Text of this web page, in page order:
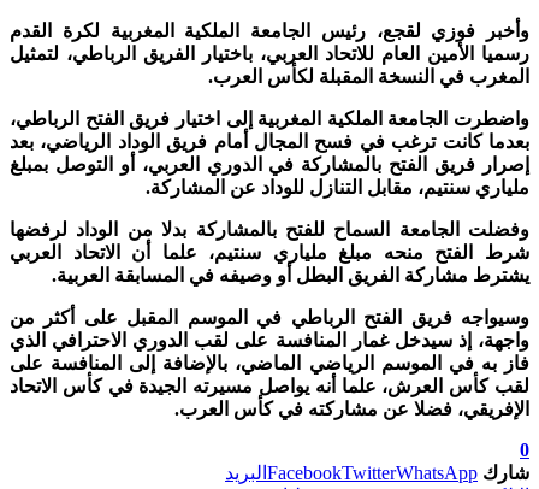
وأخبر فوزي لقجع، رئيس الجامعة الملكية المغربية لكرة القدم
رسميا الأمين العام للاتحاد العربي، باختيار الفريق الرباطي، لتمثيل
المغرب في النسخة المقبلة لكأس العرب.
واضطرت الجامعة الملكية المغربية إلى اختيار فريق الفتح الرباطي،
بعدما كانت ترغب في فسح المجال أمام فريق الوداد الرياضي، بعد
إصرار فريق الفتح بالمشاركة في الدوري العربي، أو التوصل بمبلغ
ملياري سنتيم، مقابل التنازل للوداد عن المشاركة.
وفضلت الجامعة السماح للفتح بالمشاركة بدلا من الوداد لرفضها
شرط الفتح منحه مبلغ ملياري سنتيم، علما أن الاتحاد العربي
يشترط مشاركة الفريق البطل أو وصيفه في المسابقة العربية.
وسيواجه فريق الفتح الرباطي في الموسم المقبل على أكثر من
واجهة، إذ سيدخل غمار المنافسة على لقب الدوري الاحترافي الذي
فاز به في الموسم الرياضي الماضي، بالإضافة إلى المنافسة على
لقب كأس العرش، علما أنه يواصل مسيرته الجيدة في كأس الاتحاد
الإفريقي، فضلا عن مشاركته في كأس العرب.
0
شارك
FacebookTwitterWhatsApp
البريد